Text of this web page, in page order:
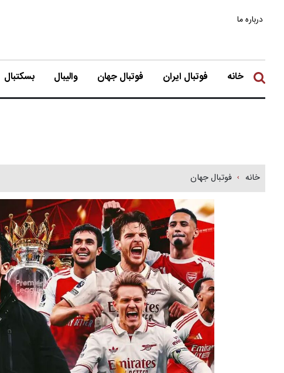
درباره ما
خانه فوتبال ایران فوتبال جهان والیبال بسکتبال
خانه فوتبال جهان